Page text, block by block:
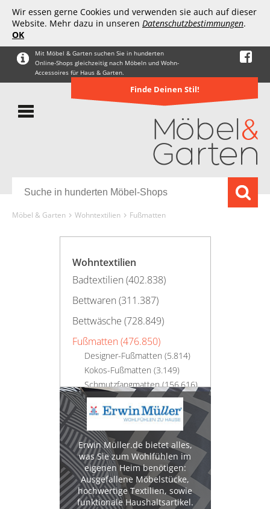
Wir essen gerne Cookies und verwenden sie auch auf dieser
Website. Mehr dazu in unseren Datenschutzbestimmungen.
OK
Mit Möbel & Garten suchen Sie in hunderten
Online-Shops gleichzeitig nach Möbeln und Wohn-
Accessoires für Haus & Garten.
Finde Deinen Stil!
Möbel & Garten Wohntextilien Fußmatten
Wohntextilien
Badtextilien (402.838)
Bettwaren (311.387)
Bettwäsche (728.849)
Fußmatten (476.850)
Designer-Fußmatten (5.814)
Kokos-Fußmatten (3.149)
Schmutzfangmatten (156.616)
Gardinen & Vorhänge
(774.803)
Hussen (199.869)
Kissen & Polster (1.038.313)
Teppiche & Teppichboden
(2.385.595)
Erwin Müller.de bietet alles,
was Sie zum Wohlfühlen im
eigenen Heim benötigen:
Ausgefallene Möbelstücke,
hochwertige Textilien, sowie
funktionale Haushaltsartikel.